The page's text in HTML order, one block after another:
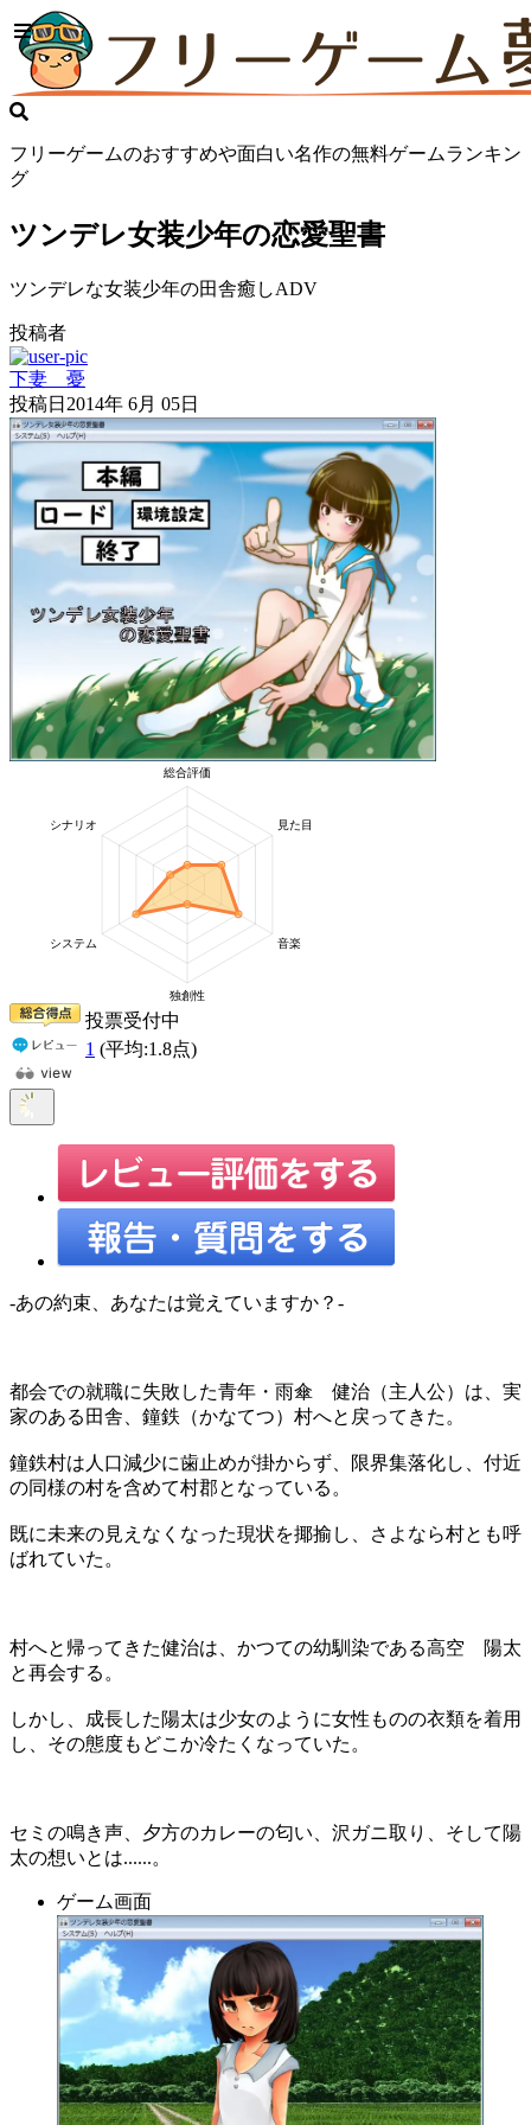
フリーゲームのおすすめや面白い名作の無料ゲームランキン
グ
ツンデレ女装少年の恋愛聖書
ツンデレな女装少年の田舎癒しADV
投稿者
下妻 憂
投稿日 2014年 6月 05日
投票受付中
1 (平均:1.8点)
-あの約束、あなたは覚えていますか？-
都会での就職に失敗した青年・雨傘 健治（主人公）は、実
家のある田舎、鐘鉄（かなてつ）村へと戻ってきた。
鐘鉄村は人口減少に歯止めが掛からず、限界集落化し、付近
の同様の村を含めて村郡となっている。
既に未来の見えなくなった現状を揶揄し、さよなら村とも呼
ばれていた。
村へと帰ってきた健治は、かつての幼馴染である高空 陽太
と再会する。
しかし、成長した陽太は少女のように女性ものの衣類を着用
し、その態度もどこか冷たくなっていた。
セミの鳴き声、夕方のカレーの匂い、沢ガニ取り、そして陽
太の想いとは......。
ゲーム画面